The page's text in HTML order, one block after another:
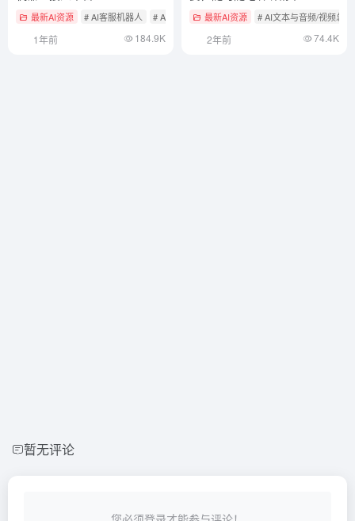
最新AI资源 # AI客服机器人 # AI开源项目
1年前 184.9K
最新AI资源 # AI文本与音频/视频总
2年前 74.4K
暂无评论